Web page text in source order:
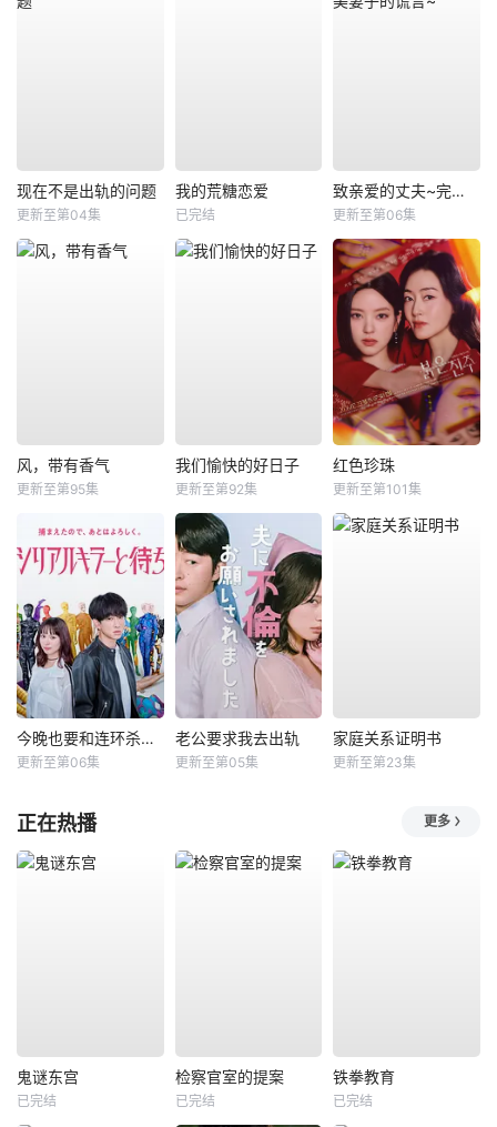
现在不是出轨的问题
更新至第04集
我的荒糖恋爱
已完结
致亲爱的丈夫~完美妻子的谎言~
更新至第06集
风，带有香气
更新至第95集
我们愉快的好日子
更新至第92集
红色珍珠
更新至第101集
今晚也要和连环杀手约会
更新至第06集
老公要求我去出轨
更新至第05集
家庭关系证明书
更新至第23集
正在热播 更多
鬼谜东宫
已完结
检察官室的提案
已完结
铁拳教育
已完结